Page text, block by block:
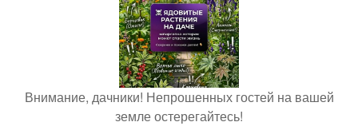
Внимание, дачники! Непрошенных гостей на вашей
земле остерегайтесь!